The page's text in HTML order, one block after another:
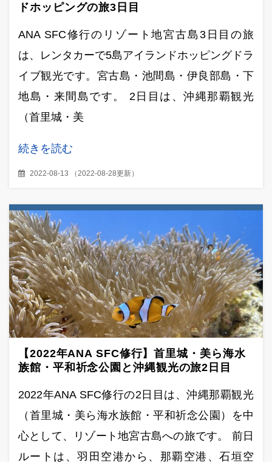
ドホッピングの旅3日目
ANA SFC修行のリゾート地宮古島3日目の旅
は、レンタカーで5島アイランドホッピングドラ
イブ観光です。宮古島・池間島・伊良部島・下
地島・来間島です。 2日目は、沖縄那覇観光
（首里城・美
続きを読む
2022-08-13 （2022-08-28更新）
【2022年ANA SFC修行】首里城・美ら海水
族館・平和祈念公園と沖縄観光の旅2日目
2022年ANA SFC修行の2日目は、沖縄那覇観光
（首里城・美ら海水族館・平和祈念公園）を中
心として、リゾート地宮古島への旅です。 前日
ルートは、羽田空港から、那覇空港、石垣空